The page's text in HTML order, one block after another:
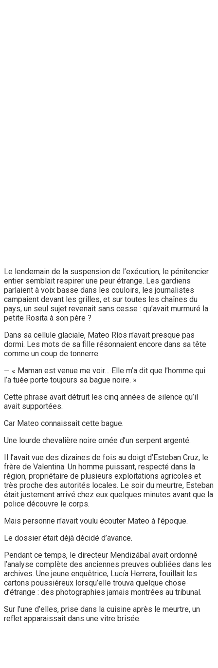
Le lendemain de la suspension de l’exécution, le pénitencier
entier semblait respirer une peur étrange. Les gardiens
parlaient à voix basse dans les couloirs, les journalistes
campaient devant les grilles, et sur toutes les chaînes du
pays, un seul sujet revenait sans cesse : qu’avait murmuré la
petite Rosita à son père ?
Dans sa cellule glaciale, Mateo Ríos n’avait presque pas
dormi. Les mots de sa fille résonnaient encore dans sa tête
comme un coup de tonnerre.
— « Maman est venue me voir… Elle m’a dit que l’homme qui
l’a tuée porte toujours sa bague noire. »
Cette phrase avait détruit les cinq années de silence qu’il
avait supportées.
Car Mateo connaissait cette bague.
Une lourde chevalière noire ornée d’un serpent argenté.
Il l’avait vue des dizaines de fois au doigt d’Esteban Cruz, le
frère de Valentina. Un homme puissant, respecté dans la
région, propriétaire de plusieurs exploitations agricoles et
très proche des autorités locales. Le soir du meurtre, Esteban
était justement arrivé chez eux quelques minutes avant que la
police découvre le corps.
Mais personne n’avait voulu écouter Mateo à l’époque.
Le dossier était déjà décidé d’avance.
Pendant ce temps, le directeur Mendizábal avait ordonné
l’analyse complète des anciennes preuves oubliées dans les
archives. Une jeune enquêtrice, Lucía Herrera, fouillait les
cartons poussiéreux lorsqu’elle trouva quelque chose
d’étrange : des photographies jamais montrées au tribunal.
Sur l’une d’elles, prise dans la cuisine après le meurtre, un
reflet apparaissait dans une vitre brisée.